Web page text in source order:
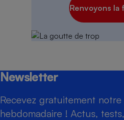
Renvoyons la
Newsletter
Recevez gratuitement
hebdomadaire ! Actus,